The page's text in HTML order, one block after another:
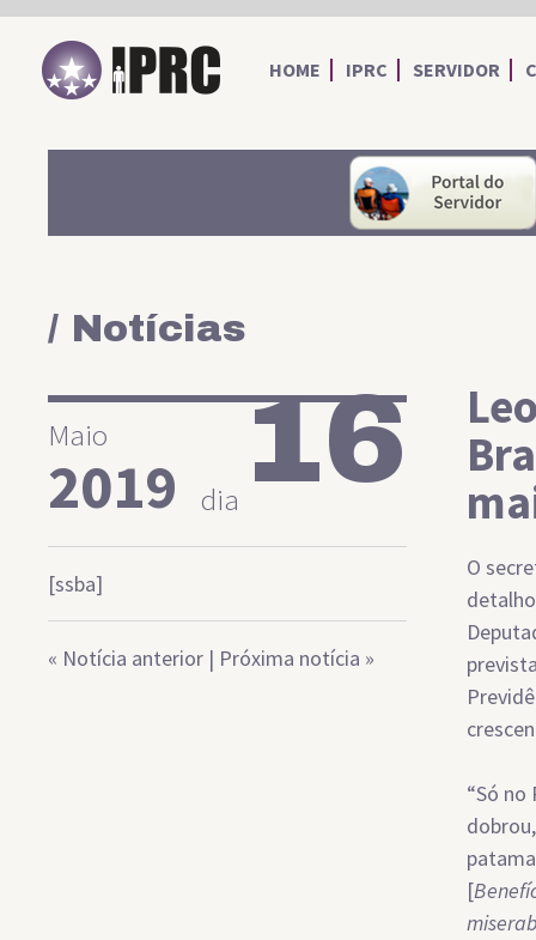
IPRC
HOME IPRC SERVIDOR
/ Notícias
Maio
2019 dia16
[ssba]
« Notícia anterior | Próxima notícia »
O
“Só no
[